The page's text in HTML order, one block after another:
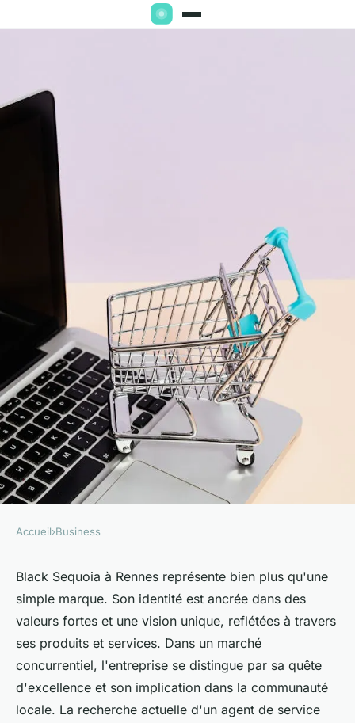
La marque d'une entreprise :
black sequoia à rennes
Nathalie•11 septembre 2025•6 min de lecture
Accueil›Business
Black Sequoia à Rennes représente bien plus qu'une
simple marque. Son identité est ancrée dans des
valeurs fortes et une vision unique, reflétées à travers
ses produits et services. Dans un marché
concurrentiel, l'entreprise se distingue par sa quête
d'excellence et son implication dans la communauté
locale. La recherche actuelle d'un agent de service